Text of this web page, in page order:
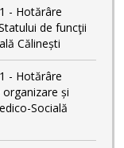
- Hotărâre
de funcţii
Călinești
- Hotărâre
și
Socială